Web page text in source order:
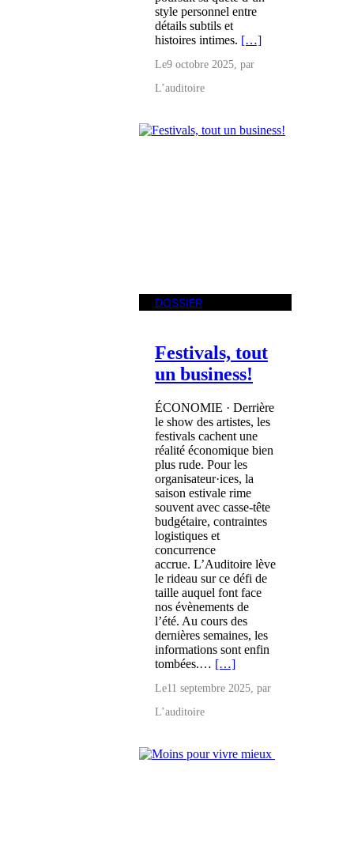
style personnel entre
détails subtils et
histoires intimes. […]
Le9 octobre 2025, par
L’auditoire
DOSSIER
Festivals, tout
un business!
ÉCONOMIE · Derrière
le show des artistes, les
festivals cachent une
réalité économique bien
plus rude. Pour les
organisateur·ices, la
saison estivale rime
souvent avec casse-tête
budgétaire, contraintes
logistiques et
concurrence
accrue. L’Auditoire lève
le rideau sur ce défi de
taille auquel font face
nos évènements de
l’été. Au cours des
dernières semaines, les
informations sont enfin
tombées.… […]
Le11 septembre 2025 , par
L’auditoire